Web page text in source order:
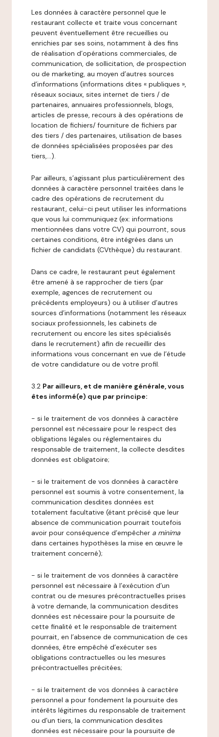
Les données à caractère personnel que le
restaurant collecte et traite vous concernant
peuvent éventuellement être recueillies ou
enrichies par ses soins, notamment à des fins
de réalisation d’opérations commerciales, de
communication, de sollicitation, de prospection
ou de marketing, au moyen d’autres sources
d’informations (informations dites « publiques »,
réseaux sociaux, sites internet de tiers / de
partenaires, annuaires professionnels, blogs,
articles de presse, recours à des opérations de
location de fichiers/ fourniture de fichiers par
des tiers / des partenaires, utilisation de bases
de données spécialisées proposées par des
tiers,…).
Par ailleurs, s’agissant plus particulièrement des
données à caractère personnel traitées dans le
cadre des opérations de recrutement du
restaurant, celui-ci peut utiliser les informations
que vous lui communiquez (ex: informations
mentionnées dans votre CV) qui pourront, sous
certaines conditions, être intégrées dans un
fichier de candidats (CVthèque) du restaurant.
Dans ce cadre, le restaurant peut également
être amené à se rapprocher de tiers (par
exemple, agences de recrutement ou
précédents employeurs) ou à utiliser d’autres
sources d’informations (notamment les réseaux
sociaux professionnels, les cabinets de
recrutement ou encore les sites spécialisés
dans le recrutement) afin de recueillir des
informations vous concernant en vue de l’étude
de votre candidature ou de votre profil.
3.2 Par ailleurs, et de manière générale, vous
êtes informé(e) que par principe:
- si le traitement de vos données à caractère
personnel est nécessaire pour le respect des
obligations légales ou réglementaires du
responsable de traitement, la collecte desdites
données est obligatoire;
- si le traitement de vos données à caractère
personnel est soumis à votre consentement, la
communication desdites données est
totalement facultative (étant précisé que leur
absence de communication pourrait toutefois
avoir pour conséquence d’empêcher a minima
dans certaines hypothèses la mise en œuvre le
traitement concerné);
- si le traitement de vos données à caractère
personnel est nécessaire à l’exécution d’un
contrat ou de mesures précontractuelles prises
à votre demande, la communication desdites
données est nécessaire pour la poursuite de
cette finalité et le responsable de traitement
pourrait, en l’absence de communication de ces
données, être empêché d’exécuter ses
obligations contractuelles ou les mesures
précontractuelles précitées;
- si le traitement de vos données à caractère
personnel a pour fondement la poursuite des
intérêts légitimes du responsable de traitement
ou d’un tiers, la communication desdites
données est nécessaire pour la poursuite de